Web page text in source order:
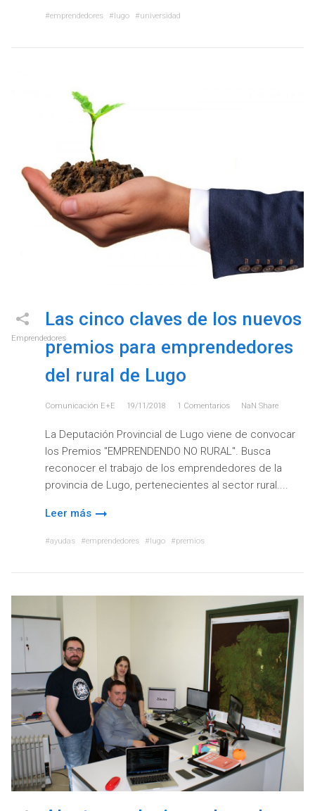
emprendedores lugo universidad
Emprendedores
Las cinco claves de los nuevos
premios para emprendedores
del rural de Lugo
Comunicación E+e 19/11/2018 1 Comentarios NaN Share
La Deputación Provincial de Lugo viene de convocar
los Premios "EMPRENDENDO NO RURAL". Busca
reconocer el trabajo de los emprendedores de la
provincia de Lugo, pertenecientes al sector rural.
Leer más
ayudas emprendedores lugo premios